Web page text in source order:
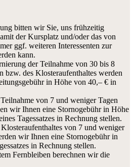
bitten wir Sie, uns frühzeitig
der Kursplatz und/oder das von
ggf. weiteren Interessenten zur
kann.
der Teilnahme von 30 bis 8
bzw. des Klosteraufenthaltes werden
in Höhe von 40,– € in
von 7 und weniger Tagen
wir Ihnen eine Stornogebühr in Höhe
Tagessatzes in Rechnung stellen.
von 7 und weniger
wir Ihnen eine Stornogebühr in
in Rechnung stellen.
Fernbleiben berechnen wir die